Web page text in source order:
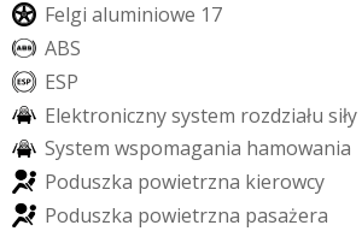
Felgi aluminiowe 17
ABS
ESP
Elektronicznysystem rozdziału siły
System wspomagania hamowania
Poduszka powietrzna kierowcy
Poduszka powietrzna pasażera